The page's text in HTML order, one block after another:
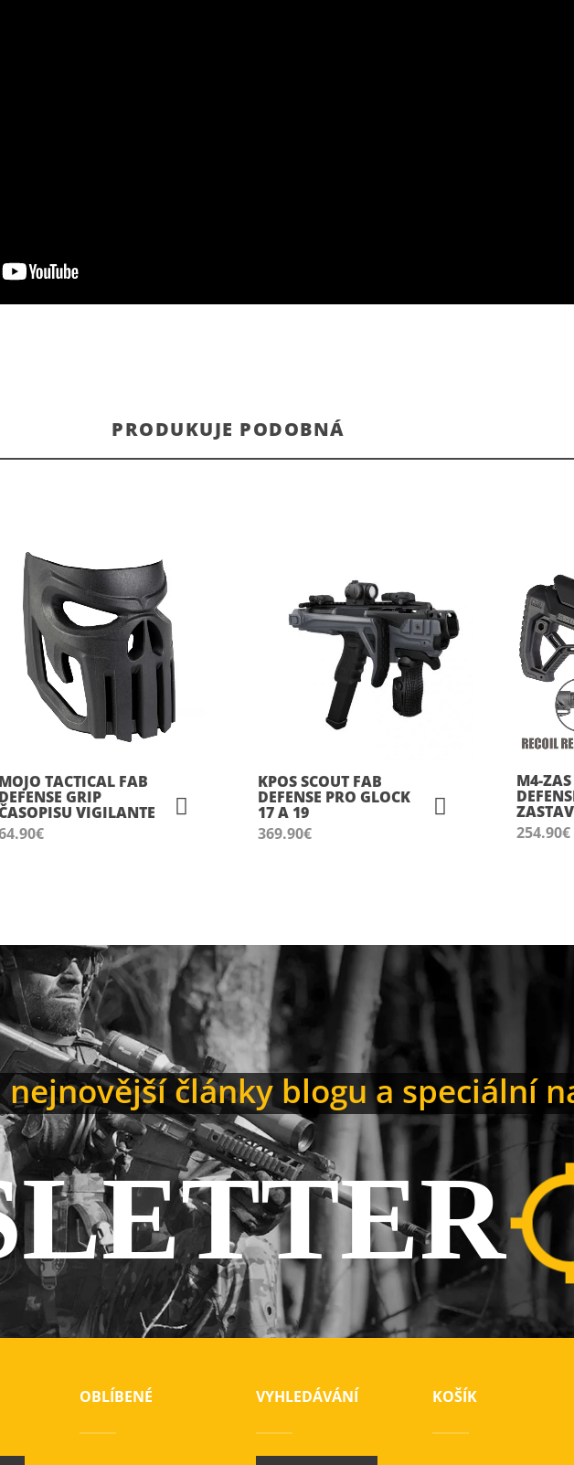
PRODUKUJE PODOBNÁ
MOJO TACTICAL FAB
DEFENSE GRIP
VIGILANTE
€
KPOS SCOUT FAB
DEFENSE PRO GLOCK
17 A 19
369.90€
M4-
254.90€
články blogu a speciální
OBLÍBENÉ VYHLEDÁVÁNÍ KOŠÍK